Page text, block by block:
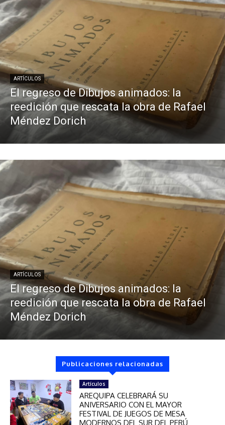
ARTÍCULOS
El regreso de Dibujos animados: la
reedición que rescata la obra de Rafael
Méndez Dorich
ARTÍCULOS
El regreso de Dibujos animados: la
reedición que rescata la obra de Rafael
Méndez Dorich
Publicaciones relacionadas
Artículos
AREQUIPA CELEBRARÁ SU
ANIVERSARIO CON EL MAYOR
FESTIVAL DE JUEGOS DE MESA
MODERNOS DEL SUR DEL PERÚ